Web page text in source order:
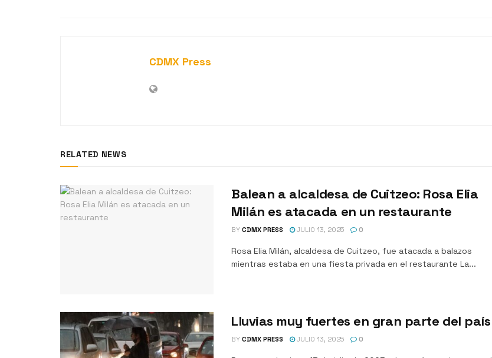
CDMX Press
RELATED NEWS
Balean a alcaldesa de Cuitzeo: Rosa Elia
Milán es atacada en un restaurante
BY CDMX PRESS JULIO 13, 2025 0
Rosa Elia Milán, alcaldesa de Cuitzeo, fue atacada a balazos
mientras estaba en una fiesta privada en el restaurante La...
Lluvias muy fuertes en gran parte del país
BY CDMX PRESS JULIO 13, 2025 0